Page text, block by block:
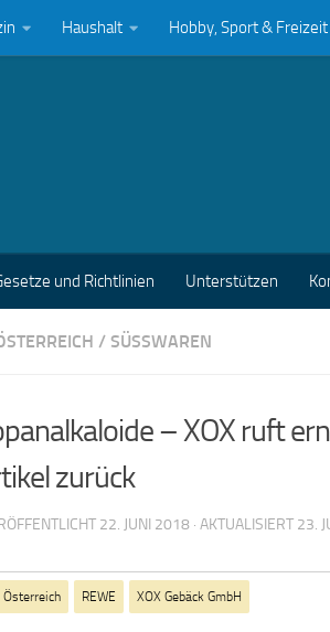
Haushalt Hobby, Sport & Freizeit
und Richtlinien Unterstützen
/ SÜSSWAREN
– XOX ruft
zurück
22. JUNI 2018 · AKTUALISIERT 23.
Österreich REWE XOX Gebäck GmbH